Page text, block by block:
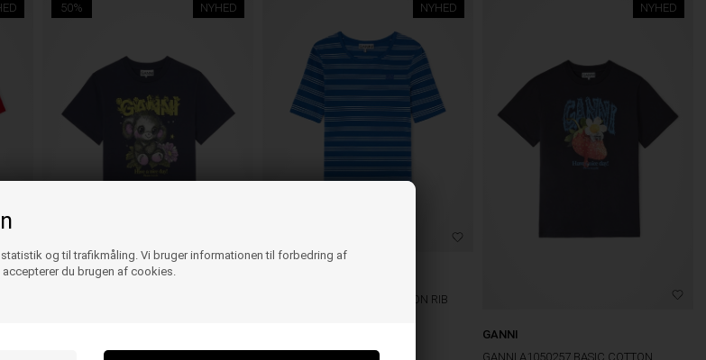
og til trafikmåling. Vi bruger informationen til forbedring af
du brugen af cookies.
NYHED
50%
GANNI A1050218 BASIC COTTON T-
NYHED
GANNI A1050256 SOFT COTTON RIB
NYHED
GANNI
GANNI A1050257 BASIC COTTON